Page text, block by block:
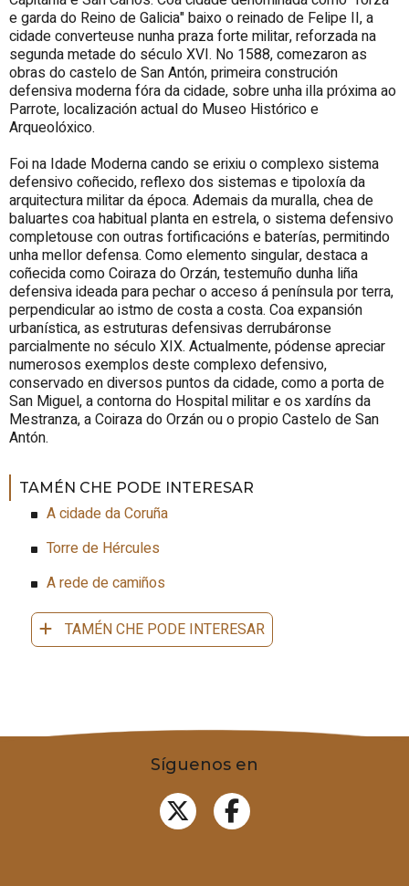
e garda do Reino de Galicia" baixo o reinado de Felipe II, a
cidade converteuse nunha praza forte militar, reforzada na
segunda metade do século XVI. No 1588, comezaron as
obras do castelo de San Antón, primeira construción
defensiva moderna fóra da cidade, sobre unha illa próxima ao
Parrote, localización actual do Museo Histórico e
Arqueolóxico.
Foi na Idade Moderna cando se erixiu o complexo sistema
defensivo coñecido, reflexo dos sistemas e tipoloxía da
arquitectura militar da época. Ademais da muralla, chea de
baluartes coa habitual planta en estrela, o sistema defensivo
completouse con outras fortificacións e baterías, permitindo
unha mellor defensa. Como elemento singular, destaca a
coñecida como Coiraza do Orzán, testemuño dunha liña
defensiva ideada para pechar o acceso á península por terra,
perpendicular ao istmo de costa a costa. Coa expansión
urbanística, as estruturas defensivas derrubáronse
parcialmente no século XIX. Actualmente, pódense apreciar
numerosos exemplos deste complexo defensivo,
conservado en diversos puntos da cidade, como a porta de
San Miguel, a contorna do Hospitalmilitar e os xardíns da
Mestranza, a Coiraza do Orzán ou o propio Castelo de San
Antón.
TAMÉN CHE PODE INTERESAR
A cidade da Coruña
Torre de Hércules
A rede de camiños
TAMÉN CHE PODE INTERESAR
Síguenos en